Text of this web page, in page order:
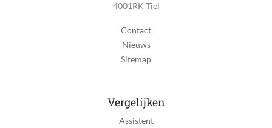
4001RK Tiel
Contact
Nieuws
Sitemap
Vergelijken
Assistent